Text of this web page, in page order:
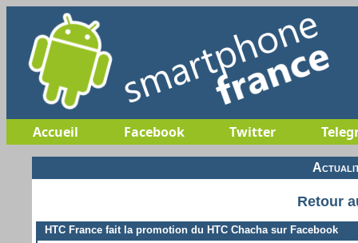
Accueil Facebook Twitter
Retour
HTC France fait la promotion du HTC Chacha sur Facebook